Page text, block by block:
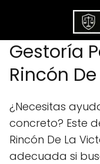
Gestoría
Rincón
¿Necesitas
concreto? Este
Rincón De La
adecuada si